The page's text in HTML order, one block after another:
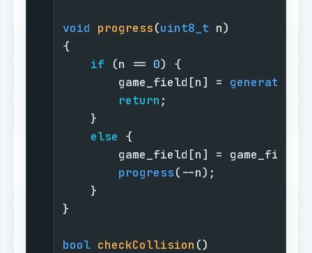
void progress(uint8_t n)
{
if (n == 0) {
        game_field[n] =
generate
return ;
    }
else {
game_field[n] =
progress(--n);
    }
}
bool checkCollision ()